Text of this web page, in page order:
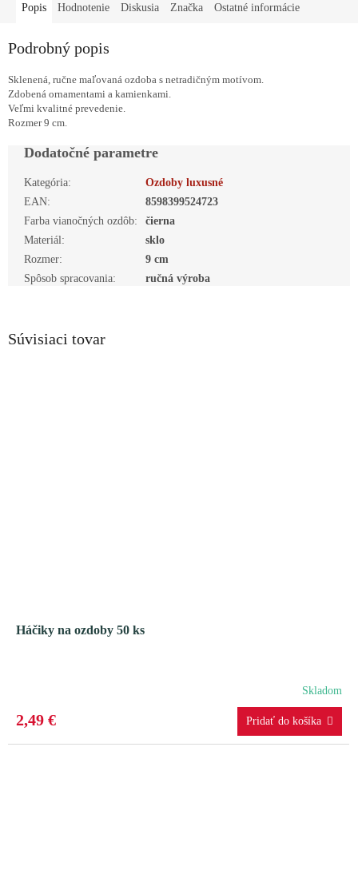
Súvisiaci tovar
Háčiky na ozdoby 50 ks
Skladom
2,49 €
Popis Hodnotenie Diskusia Značka Ostatné informácie
Podrobný popis
Sklenená, ručne maľovaná ozdoba s netradičným motívom.
Zdobená ornamentami a kamienkami.
Veľmi kvalitné prevedenie.
Rozmer 9 cm.
Dodatočné parametre
Kategória:
Ozdoby luxusné
EAN:
8598399524723
Farba vianočných ozdôb:
čierna
Materiál :
sklo
Rozmer:
9 cm
Spôsob spracovania: ručná výroba